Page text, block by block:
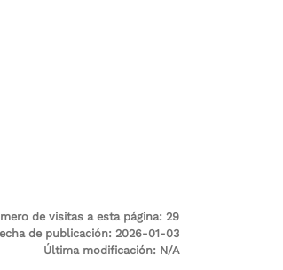
de visitas a esta página: 29
de publicación: 2026-01-03
Última modificación: N/A